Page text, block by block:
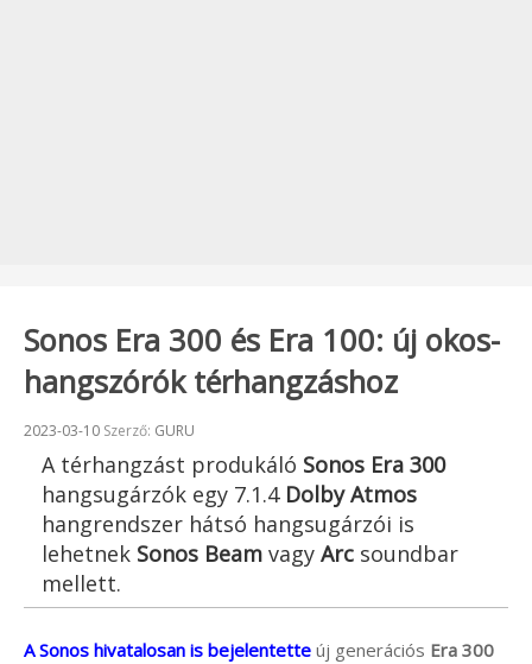
Sonos Era 300 és Era 100: új okos-
hangszórók térhangzáshoz
Beküldve:
2023-03-10 Szerző: GURU
A térhangzást produkáló Sonos Era 300
hangsugárzók egy 7.1.4 Dolby Atmos
hangrendszer hátsó hangsugárzói is
lehetnek Sonos Beam vagy Arc soundbar
mellett.
A Sonos hivatalosan is bejelentette új generációs Era 300